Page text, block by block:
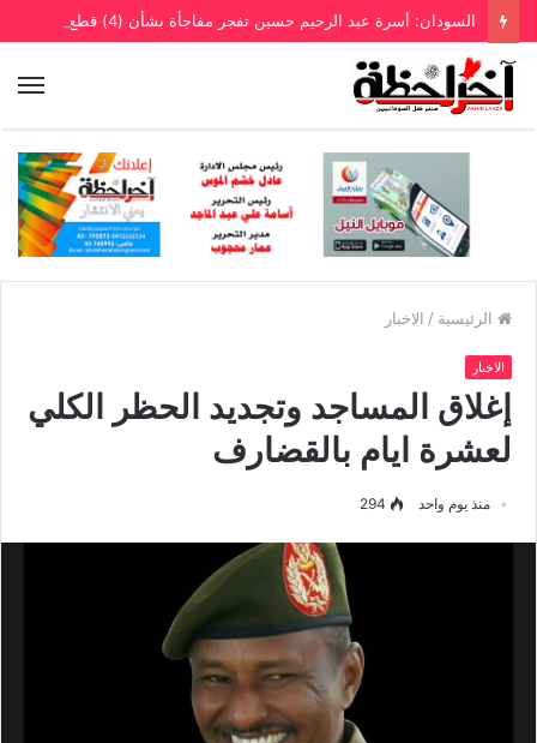
الرئيسية / الاخبار
الاخبار
إغلاق المساجد وتجديد الحظر الكلي
لعشرة ايام بالقضارف
منذ يوم واحد 294